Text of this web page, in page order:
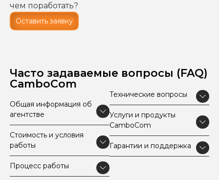
чем поработать?
Оставить заявку
Часто задаваемые вопросы (FAQ)
CamboCom
Общая информация об
агентстве
Стоимость и условия
работы
Процесс работы
Технические вопросы
Услуги и продукты
CamboCom
Гарантии и поддержка